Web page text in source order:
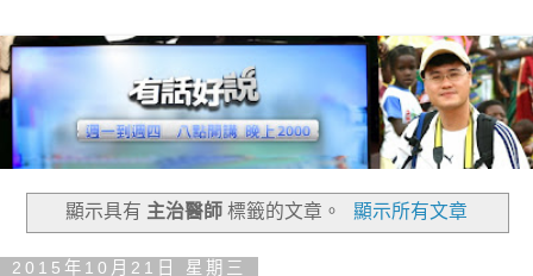
顯示具有 主治醫師標籤的文章。 顯示所有文章
2015年10月21日 星期三